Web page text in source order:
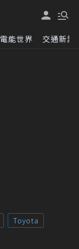
電能世界 交通新訊
Toyota